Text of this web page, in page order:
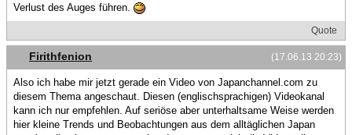
Verlust des Auges führen.
Quote
(17.06.13 20:23)
Firithfenion
Also ich habe mir jetzt gerade ein Video von Japanchannel.com zu
diesem Thema angeschaut. Diesen (englischsprachigen) Videokanal
kann ich nur empfehlen. Auf seriöse aber unterhaltsame Weise werden
hier kleine Trends und Beobachtungen aus dem alltäglichen Japan